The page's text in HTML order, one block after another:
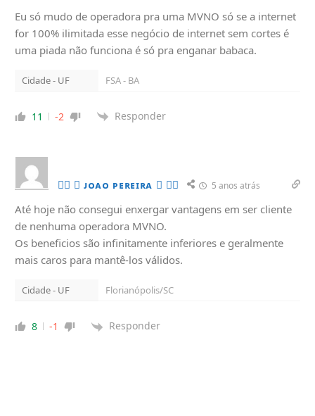
Eu só mudo de operadora pra uma MVNO só se a internet
for 100% ilimitada esse negócio de internet sem cortes é
uma piada não funciona é só pra enganar babaca.
Cidade - UF FSA - BA
11 -2 Responder
🏳️‍🌈  ᴊᴏᴀᴏ ᴘᴇʀᴇɪʀᴀ  🏳️‍🌈 5 anos atrás
Até hoje não consegui enxergar vantagens em ser cliente
de nenhuma operadora MVNO.
Os beneficios são infinitamente inferiores e geralmente
mais caros para mantê-los válidos.
Cidade - UF Florianópolis/SC
8 -1 Responder